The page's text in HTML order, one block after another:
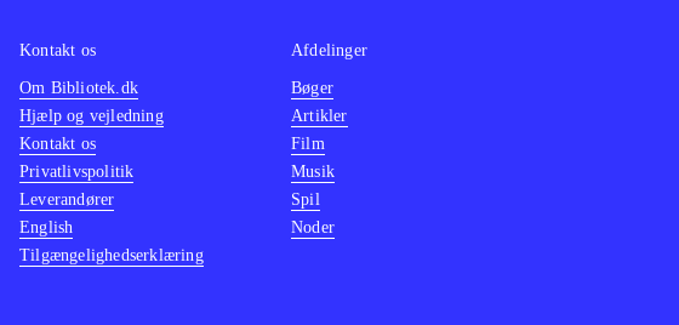
Kontakt os
Om Bibliotek.dk
Hjælp og vejledning
Kontakt os
Privatlivspolitik
Leverandører
English
Tilgængelighedserklæring
Afdelinger
Bøger
Artikler
Film
Musik
Spil
Noder